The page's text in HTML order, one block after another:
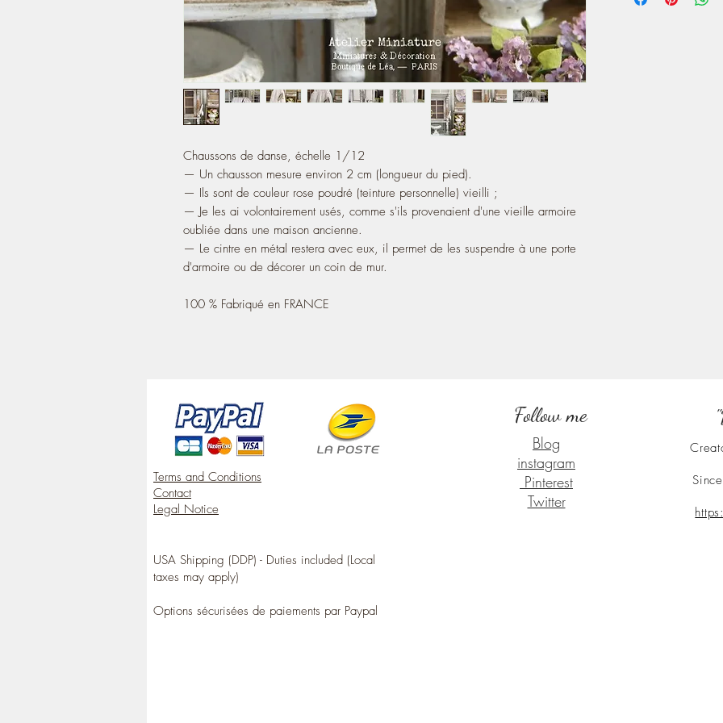
Chaussons de danse, échelle 1/12
— Un chausson mesure environ 2 cm (longueur du pied).
— Ils sont de couleur rose poudré (teinture personnelle) vieilli ;
— Je les ai volontairement usés, comme s'ils provenaient d'une vieille armoire
oubliée dans une maison ancienne.
— Le cintre en métal restera avec eux, il permet de les suspendre à une porte
d'armoire ou de décorer un coin de mur.
100 % Fabriqué en FRANCE
Terms and Conditions
Contact
Legal Notice
USA Shipping (DDP) - Duties included (Local
taxes may apply)
Options sécurisées de paiements par Paypal
Follow me
Blog
instagram
Pinterest
Twitter